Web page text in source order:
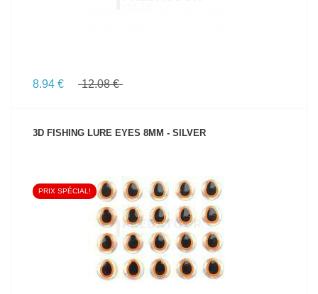
8.94 € 12.08 €
3D FISHING LURE EYES 8MM - SILVER
VOIR LE PRODUIT
PRIX SPÉCIAL!